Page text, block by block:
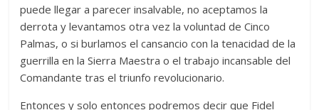
puede llegar a parecer insalvable, no aceptamos la
derrota y levantamos otra vez la voluntad de Cinco
Palmas, o si burlamos el cansancio con la tenacidad de la
guerrilla en la Sierra Maestra o el trabajo incansable del
Comandante tras el triunfo revolucionario.
Entonces y solo entonces podremos decir que Fidel